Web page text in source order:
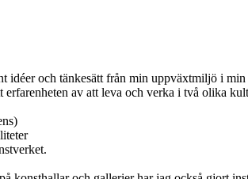
idéer och tänkesätt från min uppväxtmiljö i
av att leva och verka i två olika